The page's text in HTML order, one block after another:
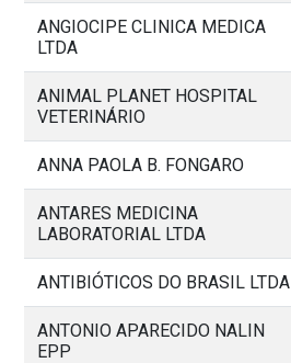
ANGIOCIPE CLINICA MEDICA
LTDA
ANIMAL PLANET HOSPITAL
VETERINÁRIO
ANNA PAOLA B. FONGARO
ANTARES MEDICINA
LABORATORIAL LTDA
ANTIBIÓTICOS DO BRASIL LTDA
ANTONIO APARECIDO NALIN
EPP